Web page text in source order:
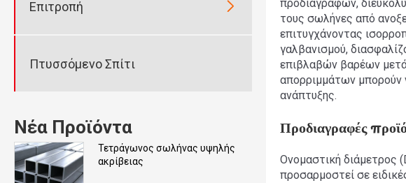
Επιτροπή 
Πτυσσόμενο Σπίτι
Νέα Προϊόντα
Τετράγωνος σωλήνας υψηλής
ακρίβειας
προδιαγραφών,
τους σωλήνες από
επιτυγχάνοντας
γαλβανισμού,
επιβλαβών βαρέων
απορριμμάτων μπορούν
ανάπτυξης.
Προδιαγραφές
Ονομαστική διάμετρος
προσαρμοστεί σε